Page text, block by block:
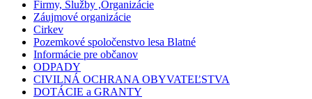
Firmy, Služby ,Organizácie
Záujmové organizácie
Cirkev
Pozemkové spoločenstvo lesa Blatné
Informácie pre občanov
ODPADY
CIVILNÁ OCHRANA OBYVATEĽSTVA
DOTÁCIE a GRANTY